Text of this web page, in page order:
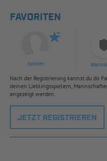
FAVORITEN
Spieler
Nach der Registrierung kannst du dir
deinen Lieblingsspielern,
angezeigt werden.
JETZT REGISTRIEREN